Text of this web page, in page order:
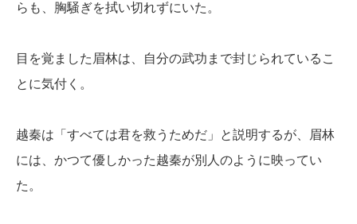
らも、胸騒ぎを拭い切れずにいた。
目を覚ました眉林は、自分の武功まで封じられているこ
とに気付く。
越秦は「すべては君を救うためだ」と説明するが、眉林
には、かつて優しかった越秦が別人のように映ってい
た。